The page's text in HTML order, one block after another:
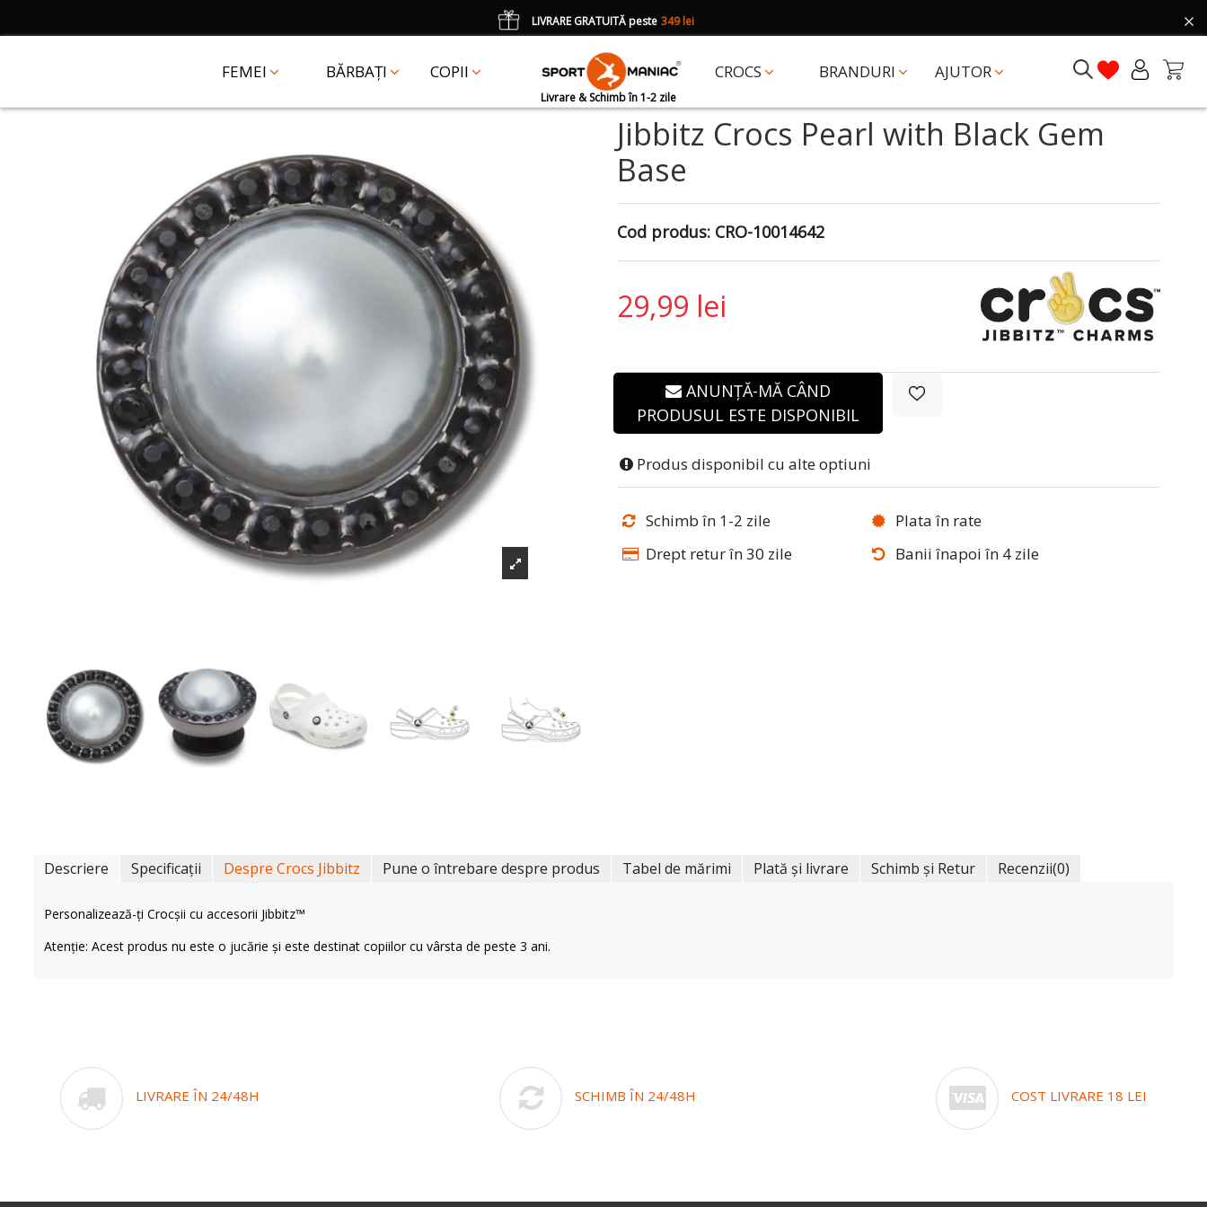
FEMEI BĂRBAȚI COPII CROCS BRANDURI AJUTOR
Livrare & Schimb în 1-2 zile
LIVRARE GRATUITĂ peste 349 lei
CADOUun accesoriu Crocs Jibbitz în val. de 25 lei cu codul: JIBBITZ
Jibbitz Crocs Pearl with Black Gem
Base
Cod produs: CRO-10014642
29,99 lei
ANUNȚĂ-MĂ CÂND
PRODUSUL ESTE DISPONIBIL
Produs disponibil cu alte optiuni
Schimb în 1-2 zile
Plata în rate
Drept retur în 30 zile
Banii înapoi în 4 zile
Descriere Specificații Despre Crocs Jibbitz Pune o întrebare despre produs Tabel de mărimi Plată și livrare Schimb și Retur Recenzii(0)
Personalizează-ți Crocșii cu accesorii Jibbitz™
Atenție: Acest produs nu este o jucărie și este destinat copiilor cu vârsta de peste 3 ani.
LIVRARE ÎN 24/48H SCHIMB ÎN 24/48H COST LIVRARE 18 LEI